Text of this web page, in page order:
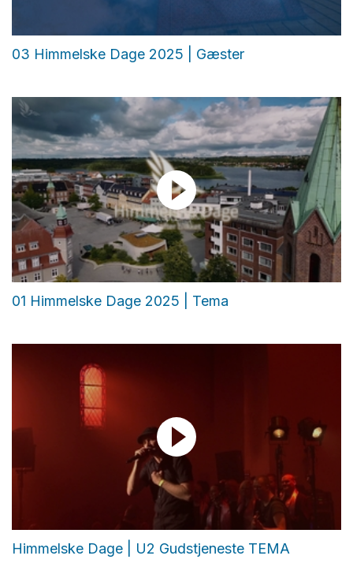
03 Himmelske Dage 2025 | Gæster
01 Himmelske Dage 2025 | Tema
Himmelske Dage | U2 Gudstjeneste TEMA